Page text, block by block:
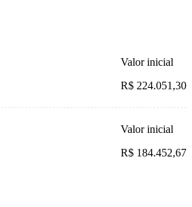
Valor inicial
R$ 224.051,30
Valor inicial
R$ 184.452,67